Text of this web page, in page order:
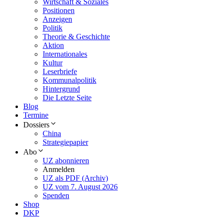
Wirtschaft & Soziales
Positionen
Anzeigen
Politik
Theorie & Geschichte
Aktion
Internationales
Kultur
Leserbriefe
Kommunalpolitik
Hintergrund
Die Letzte Seite
Blog
Termine
Dossiers
China
Strategiepapier
Abo
UZ abonnieren
Anmelden
UZ als PDF (Archiv)
UZ vom 7. August 2026
Spenden
Shop
DKP